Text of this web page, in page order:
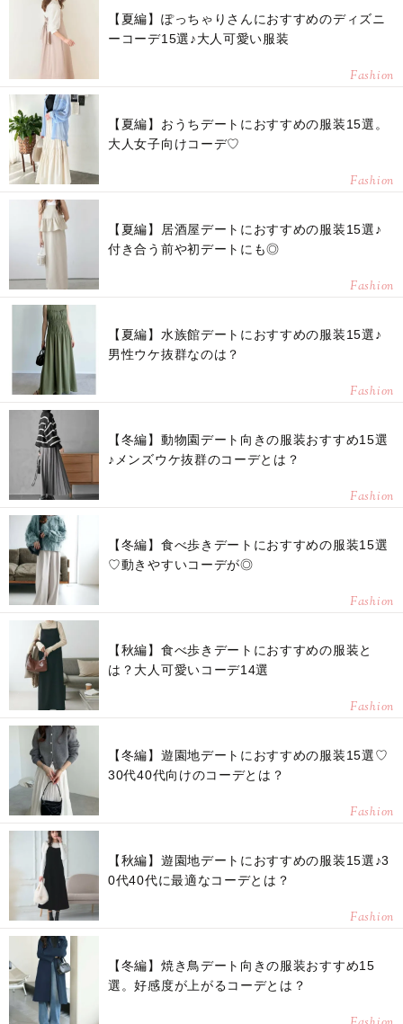
【夏編】ぽっちゃりさんにおすすめのディズニ
ーコーデ15選♪大人可愛い服装
Fashion
【夏編】おうちデートにおすすめの服装15選。
大人女子向けコーデ♡
Fashion
【夏編】居酒屋デートにおすすめの服装15選♪
付き合う前や初デートにも◎
Fashion
【夏編】水族館デートにおすすめの服装15選♪
男性ウケ抜群なのは？
Fashion
【冬編】動物園デート向きの服装おすすめ15選
♪メンズウケ抜群のコーデとは？
Fashion
【冬編】食べ歩きデートにおすすめの服装15選
♡動きやすいコーデが◎
Fashion
【秋編】食べ歩きデートにおすすめの服装と
は？大人可愛いコーデ14選
Fashion
【冬編】遊園地デートにおすすめの服装15選♡
30代40代向けのコーデとは？
Fashion
【秋編】遊園地デートにおすすめの服装15選♪3
0代40代に最適なコーデとは？
Fashion
【冬編】焼き鳥デート向きの服装おすすめ15
選。好感度が上がるコーデとは？